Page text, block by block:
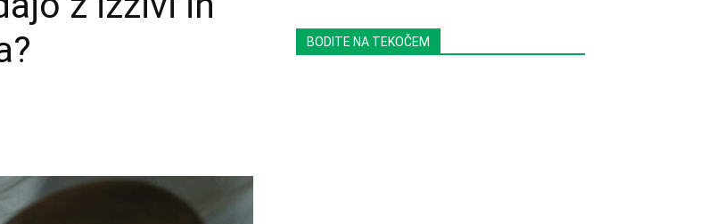
BODITE NA TEKOČEM